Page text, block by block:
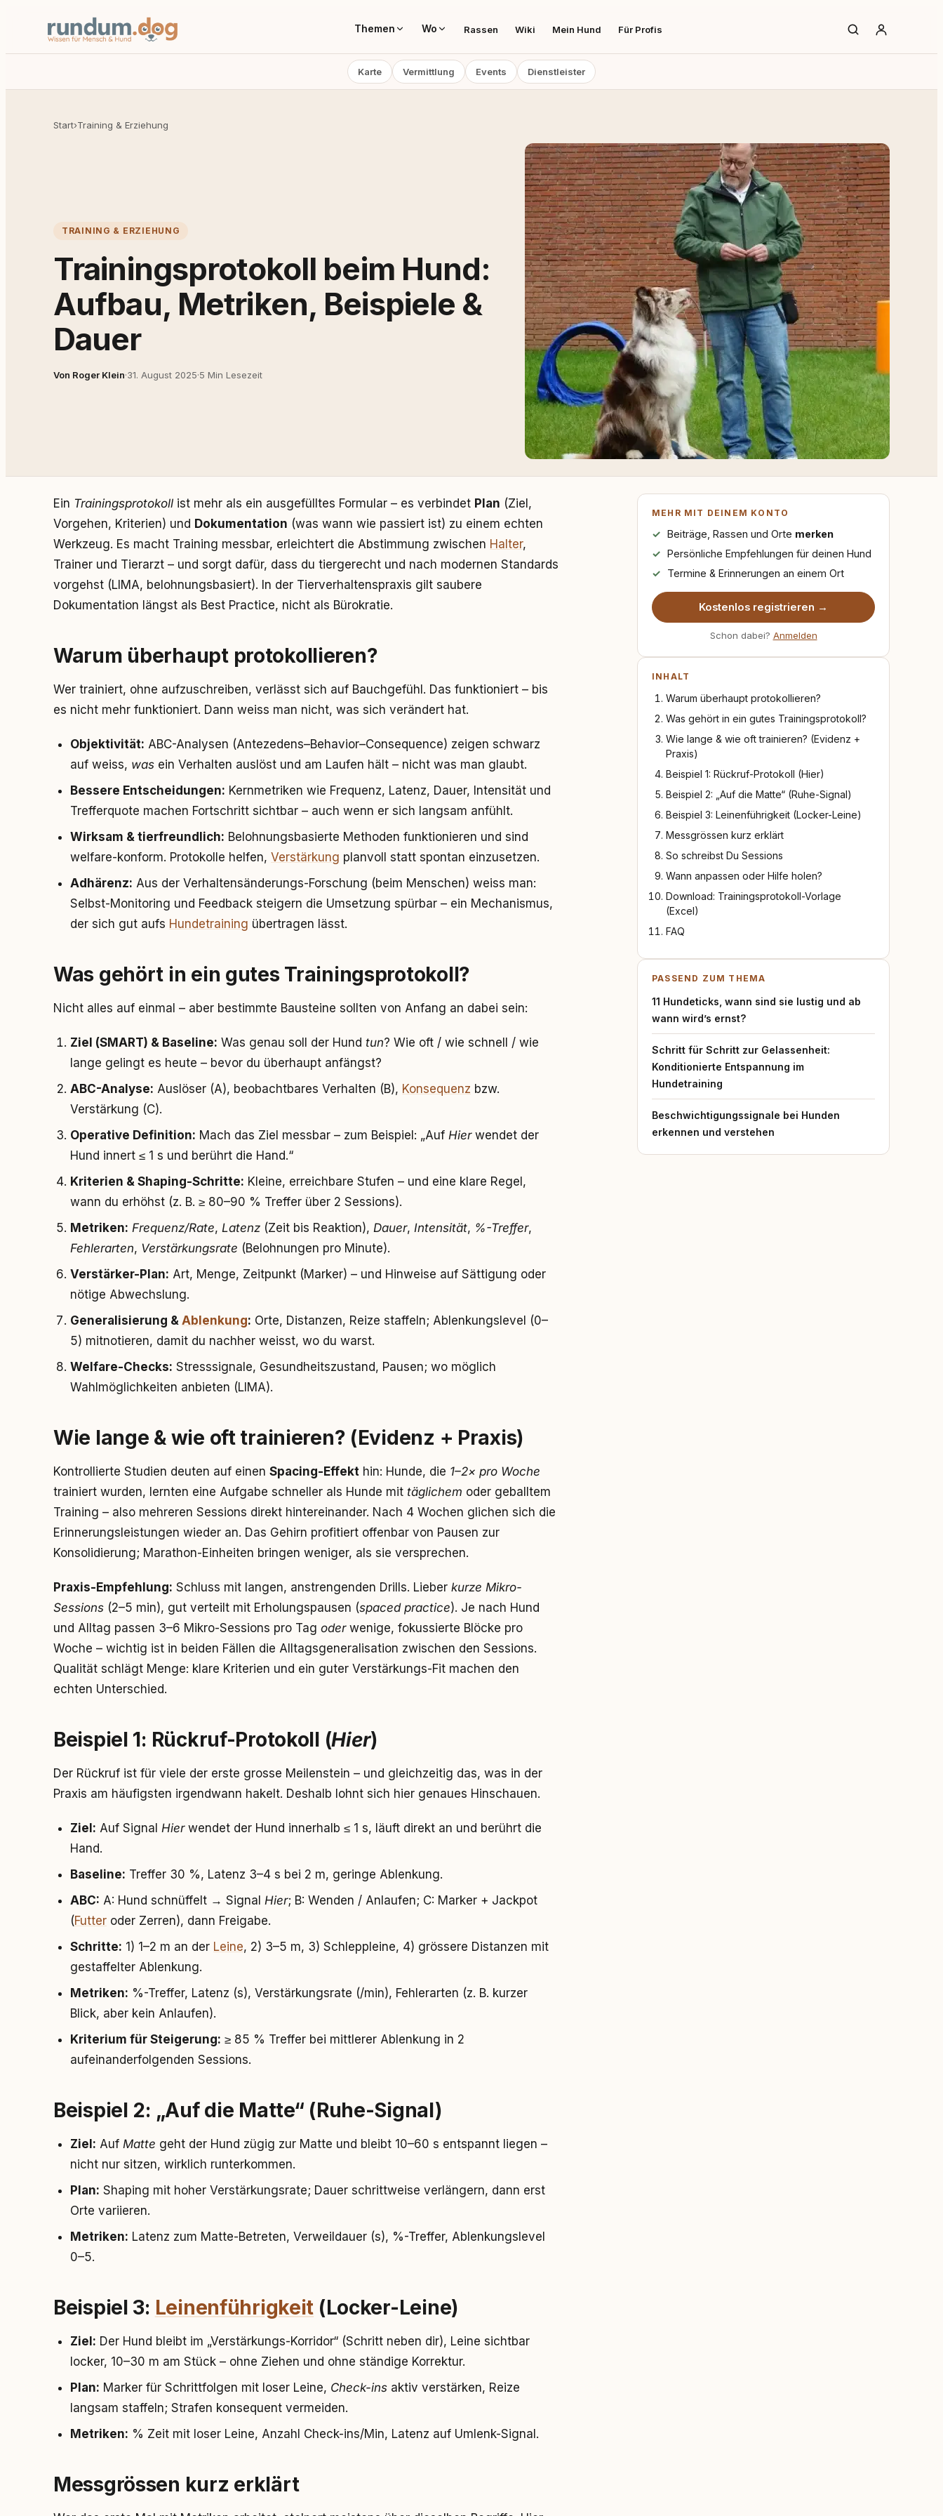
Themen Wo Rassen Wiki Mein Hund Für Profis
Karte Vermittlung Events Dienstleister
Start›Training & Erziehung
TRAINING & ERZIEHUNG
Trainingsprotokoll beim Hund:
Aufbau, Metriken, Beispiele &
Dauer
Von Roger Klein·31. August 2025·5 Min Lesezeit
Ein Trainingsprotokoll ist mehr als ein ausgefülltes Formular – es verbindet Plan (Ziel,
Vorgehen, Kriterien) und Dokumentation (was wann wie passiert ist) zu einem echten
Werkzeug. Es macht Training messbar, erleichtert die Abstimmung zwischen Halter,
Trainer und Tierarzt – und sorgt dafür, dass du tiergerecht und nach modernen Standards
vorgehst (LIMA, belohnungsbasiert). In der Tierverhaltenspraxis gilt saubere
Dokumentation längst als Best Practice, nicht als Bürokratie.
Warum überhaupt protokollieren?
Wer trainiert, ohne aufzuschreiben, verlässt sich auf Bauchgefühl. Das funktioniert – bis
es nicht mehr funktioniert. Dann weiss man nicht, was sich verändert hat.
Objektivität: ABC-Analysen (Antezedens–Behavior–Consequence) zeigen schwarz
auf weiss, was ein Verhalten auslöst und am Laufen hält – nicht was man glaubt.
Bessere Entscheidungen: Kernmetriken wie Frequenz, Latenz, Dauer, Intensität und
Trefferquote machen Fortschritt sichtbar – auch wenn er sich langsam anfühlt.
Wirksam & tierfreundlich: Belohnungsbasierte Methoden funktionieren und sind
welfare-konform. Protokolle helfen, Verstärkung planvoll statt spontan einzusetzen.
Adhärenz: Aus der Verhaltensänderungs-Forschung (beim Menschen) weiss man:
Selbst-Monitoring und Feedback steigern die Umsetzung spürbar – ein Mechanismus,
der sich gut aufs Hundetraining übertragen lässt.
Was gehört in ein gutes Trainingsprotokoll?
Nicht alles auf einmal – aber bestimmte Bausteine sollten von Anfang an dabei sein:
Ziel (SMART) & Baseline: Was genau soll der Hund tun? Wie oft / wie schnell / wie
lange gelingt es heute – bevor du überhaupt anfängst?
ABC-Analyse: Auslöser (A), beobachtbares Verhalten (B), Konsequenz bzw.
Verstärkung (C).
Operative Definition: Mach das Ziel messbar – zum Beispiel: „Auf Hierwendet der
Hund innert ≤ 1 s und berührt die Hand.“
Kriterien & Shaping-Schritte: Kleine, erreichbare Stufen – und eine klare Regel,
wann du erhöhst (z. B. ≥ 80–90 % Treffer über 2 Sessions).
Metriken: Frequenz/Rate, Latenz (Zeit bis Reaktion), Dauer, Intensität, %-Treffer,
Fehlerarten, Verstärkungsrate (Belohnungen pro Minute).
Verstärker-Plan: Art, Menge, Zeitpunkt (Marker) – und Hinweise auf Sättigung oder
nötige Abwechslung.
Generalisierung & Ablenkung: Orte, Distanzen, Reize staffeln; Ablenkungslevel (0–
5) mitnotieren, damit du nachher weisst, wo du warst.
Welfare-Checks: Stresssignale, Gesundheitszustand, Pausen; wo möglich
Wahlmöglichkeiten anbieten (LIMA).
Wie lange & wie oft trainieren? (Evidenz + Praxis)
Kontrollierte Studien deuten auf einen Spacing-Effekt hin: Hunde, die 1–2× pro Woche
trainiert wurden, lernten eine Aufgabe schneller als Hunde mit täglichem oder geballtem
Training – also mehreren Sessions direkt hintereinander. Nach 4 Wochen glichen sich die
Erinnerungsleistungen wieder an. Das Gehirn profitiert offenbar von Pausen zur
Konsolidierung; Marathon-Einheiten bringen weniger, als sie versprechen.
Praxis-Empfehlung: Schluss mit langen, anstrengenden Drills. Lieber kurze Mikro-
Sessions (2–5 min), gut verteilt mit Erholungspausen (spaced practice). Je nach Hund
und Alltag passen 3–6 Mikro-Sessions pro Tag oderwenige, fokussierte Blöcke pro
Woche – wichtig ist in beiden Fällen die Alltagsgeneralisation zwischen den Sessions.
Qualität schlägt Menge: klare Kriterien und ein guter Verstärkungs-Fit machen den
echten Unterschied.
Beispiel 1: Rückruf-Protokoll (Hier)
Der Rückruf ist für viele der erste grosse Meilenstein – und gleichzeitig das, was in der
Praxis am häufigsten irgendwann hakelt. Deshalb lohnt sich hier genaues Hinschauen.
Ziel: Auf Signal Hierwendet der Hund innerhalb ≤ 1 s, läuft direkt an und berührt die
Hand.
Baseline: Treffer 30 %, Latenz 3–4 s bei 2 m, geringe Ablenkung.
ABC: A: Hund schnüffelt → Signal Hier; B: Wenden / Anlaufen; C: Marker + Jackpot
(Futter oder Zerren), dann Freigabe.
Schritte: 1) 1–2 m an der Leine, 2) 3–5 m, 3) Schleppleine, 4) grössere Distanzen mit
gestaffelter Ablenkung.
Metriken: %-Treffer, Latenz (s), Verstärkungsrate (/min), Fehlerarten (z. B. kurzer
Blick, aber kein Anlaufen).
Kriterium für Steigerung: ≥ 85 % Treffer bei mittlerer Ablenkung in 2
aufeinanderfolgenden Sessions.
Beispiel 2: „Auf die Matte“ (Ruhe-Signal)
Ziel: Auf Matte geht der Hund zügig zur Matte und bleibt 10–60 s entspannt liegen –
nicht nur sitzen, wirklich runterkommen.
Plan: Shaping mit hoher Verstärkungsrate; Dauer schrittweise verlängern, dann erst
Orte variieren.
Metriken: Latenz zum Matte-Betreten, Verweildauer (s), %-Treffer, Ablenkungslevel
0–5.
Beispiel 3: Leinenführigkeit (Locker-Leine)
Ziel: Der Hund bleibt im „Verstärkungs-Korridor“ (Schritt neben dir), Leine sichtbar
locker, 10–30 m am Stück – ohne Ziehen und ohne ständige Korrektur.
Plan: Marker für Schrittfolgen mit loser Leine, Check-ins aktiv verstärken, Reize
langsam staffeln; Strafen konsequent vermeiden.
Metriken: % Zeit mit loser Leine, Anzahl Check-ins/Min, Latenz auf Umlenk-Signal.
Messgrössen kurz erklärt
MEHR MIT DEINEM KONTO
Beiträge, Rassen und Orte merken
Persönliche Empfehlungen für deinen Hund
Termine & Erinnerungen an einem Ort
Kostenlos registrieren →
Schon dabei? Anmelden
INHALT
Warum überhaupt protokollieren?
Was gehört in ein gutes Trainingsprotokoll?
Wie lange & wie oft trainieren? (Evidenz +
Praxis)
Beispiel 1: Rückruf-Protokoll (Hier)
Beispiel 2: „Auf die Matte“ (Ruhe-Signal)
Beispiel 3: Leinenführigkeit (Locker-Leine)
Messgrössen kurz erklärt
So schreibst Du Sessions
Wann anpassen oder Hilfe holen?
Download: Trainingsprotokoll-Vorlage
(Excel)
FAQ
PASSEND ZUM THEMA
11 Hundeticks, wann sind sie lustig und ab
wann wird’s ernst?
Schritt für Schritt zur Gelassenheit:
Konditionierte Entspannung im
Hundetraining
Beschwichtigungssignale bei Hunden
erkennen und verstehen